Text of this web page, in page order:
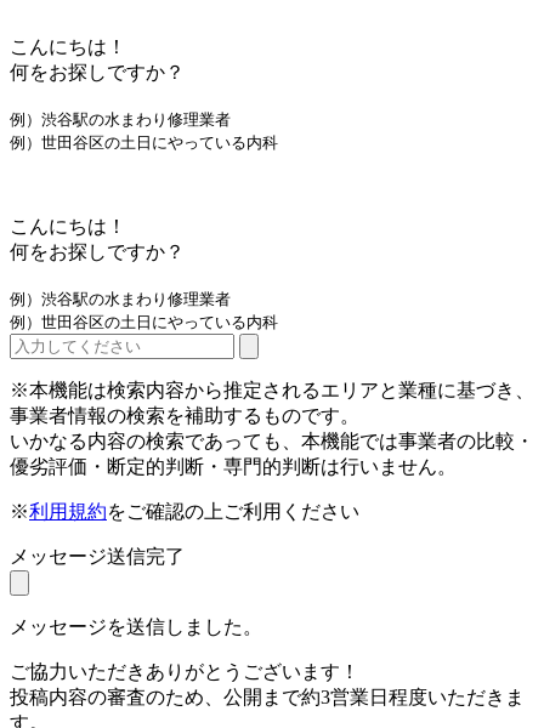
こんにちは！
何をお探しですか？
例）渋谷駅の水まわり修理業者
例）世田谷区の土日にやっている内科
こんにちは！
何をお探しですか？
例）渋谷駅の水まわり修理業者
例）世田谷区の土日にやっている内科
※本機能は検索内容から推定されるエリアと業種に基づき、
事業者情報の検索を補助するものです。
いかなる内容の検索であっても、本機能では事業者の比較・
優劣評価・断定的判断・専門的判断は行いません。
※利用規約をご確認の上ご利用ください
メッセージ送信完了
メッセージを送信しました。
ご協力いただきありがとうございます！
投稿内容の審査のため、公開まで約3営業日程度いただきま
す。